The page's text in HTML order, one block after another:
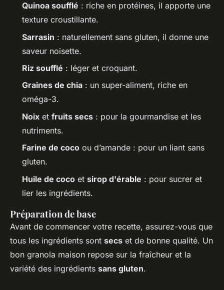
Quinoa soufflé : riche en protéines, il apporte une
texture croustillante.
Sarrasin : naturellement sans gluten, il donne une
saveur noisette.
Riz soufflé : léger et croquant.
Graines de chia : un super-aliment, riche en
oméga-3.
Noix et fruits secs : pour la gourmandise et les
nutriments.
Farine de coco ou d’amande : pour un liant sans
gluten.
Huile de coco et sirop d'érable : pour sucrer et
lier les ingrédients.
Préparation de base
Avant de commencer votre recette, assurez-vous que
tous les ingrédients sont secs et de bonne qualité. Un
bon granola maison repose sur la fraîcheur et la
variété des ingrédients sans gluten.